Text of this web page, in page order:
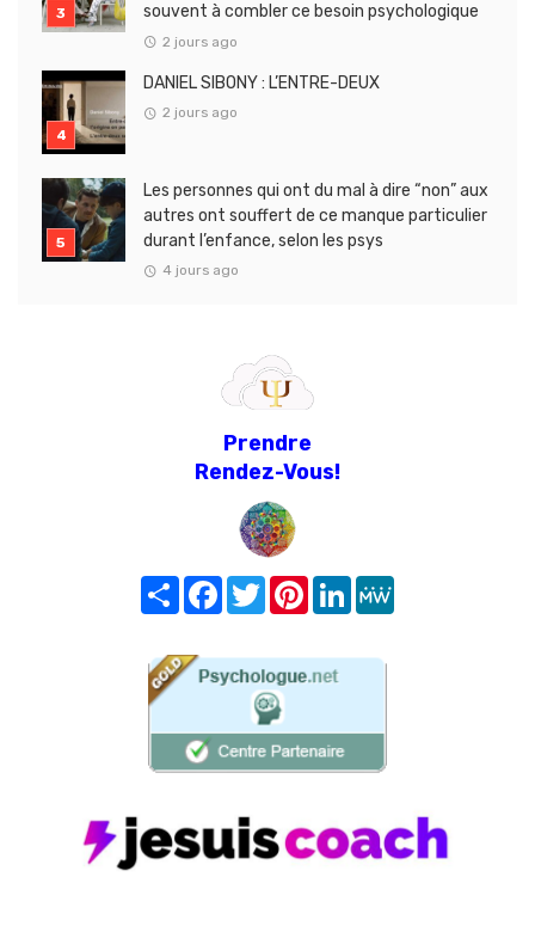
souvent à combler ce besoin psychologique
2 jours ago
DANIEL SIBONY : L’ENTRE-DEUX
2 jours ago
Les personnes qui ont du mal à dire “non” aux
autres ont souffert de ce manque particulier
durant l’enfance, selon les psys
4 jours ago
Prendre
Rendez-Vous!
Share FacebookTwitterPinterest
LinkedIn